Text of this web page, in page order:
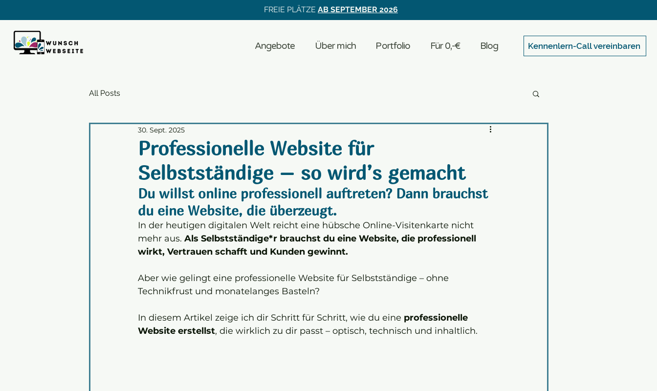
FREIE PLÄTZE AB SEPTEMBER 2026
Angebote Über mich Portfolio Für 0,-€ Blog Kennenlern-Call vereinbaren
All Posts
Professionelle Website für
Selbstständige – so wird’s gemacht
30. Sept. 2025
Du willst online professionell auftreten? Dann brauchst
du eine Website, die überzeugt.
In der heutigen digitalen Welt reicht eine hübsche Online-Visitenkarte nicht
mehr aus. Als Selbstständige*r brauchst du eine Website, die professionell
wirkt, Vertrauen schafft und Kunden gewinnt.
Aber wie gelingt eine professionelle Website für Selbstständige – ohne
Technikfrust und monatelanges Basteln?
In diesem Artikel zeige ich dir Schritt für Schritt, wie du eine professionelle
Website erstellst, die wirklich zu dir passt – optisch, technisch und inhaltlich.